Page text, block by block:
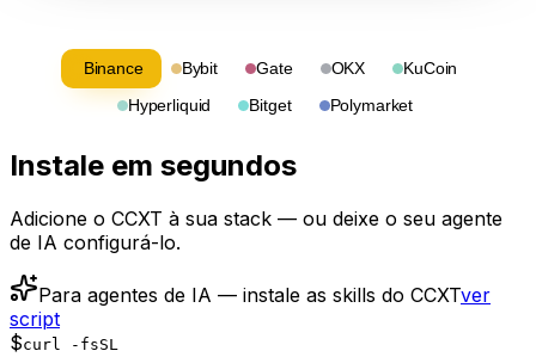
Binance Bybit Gate OKX KuCoin
Hyperliquid Bitget Polymarket
Instale em segundos
Adicione o CCXT à sua stack — ou deixe o seu agente
de IA configurá-lo.
Para agentes de IA — instale as skills do CCXTver
script
$curl -fsSL